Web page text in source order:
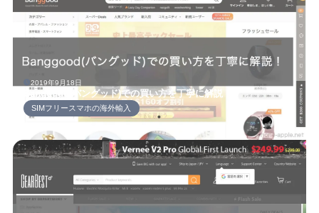
2019年9月18日
Banggood(バングッド)での買い方を丁寧に解説！
SIMフリースマホの海外輸入